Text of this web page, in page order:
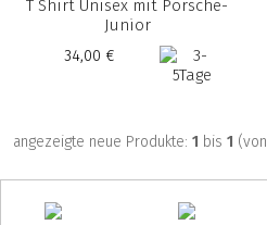
T`Shirt Unisex mit Porsche-
Junior
34,00 €
angezeigte neue Produkte: 1 bis 1 (von